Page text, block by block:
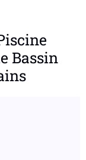
Bassin